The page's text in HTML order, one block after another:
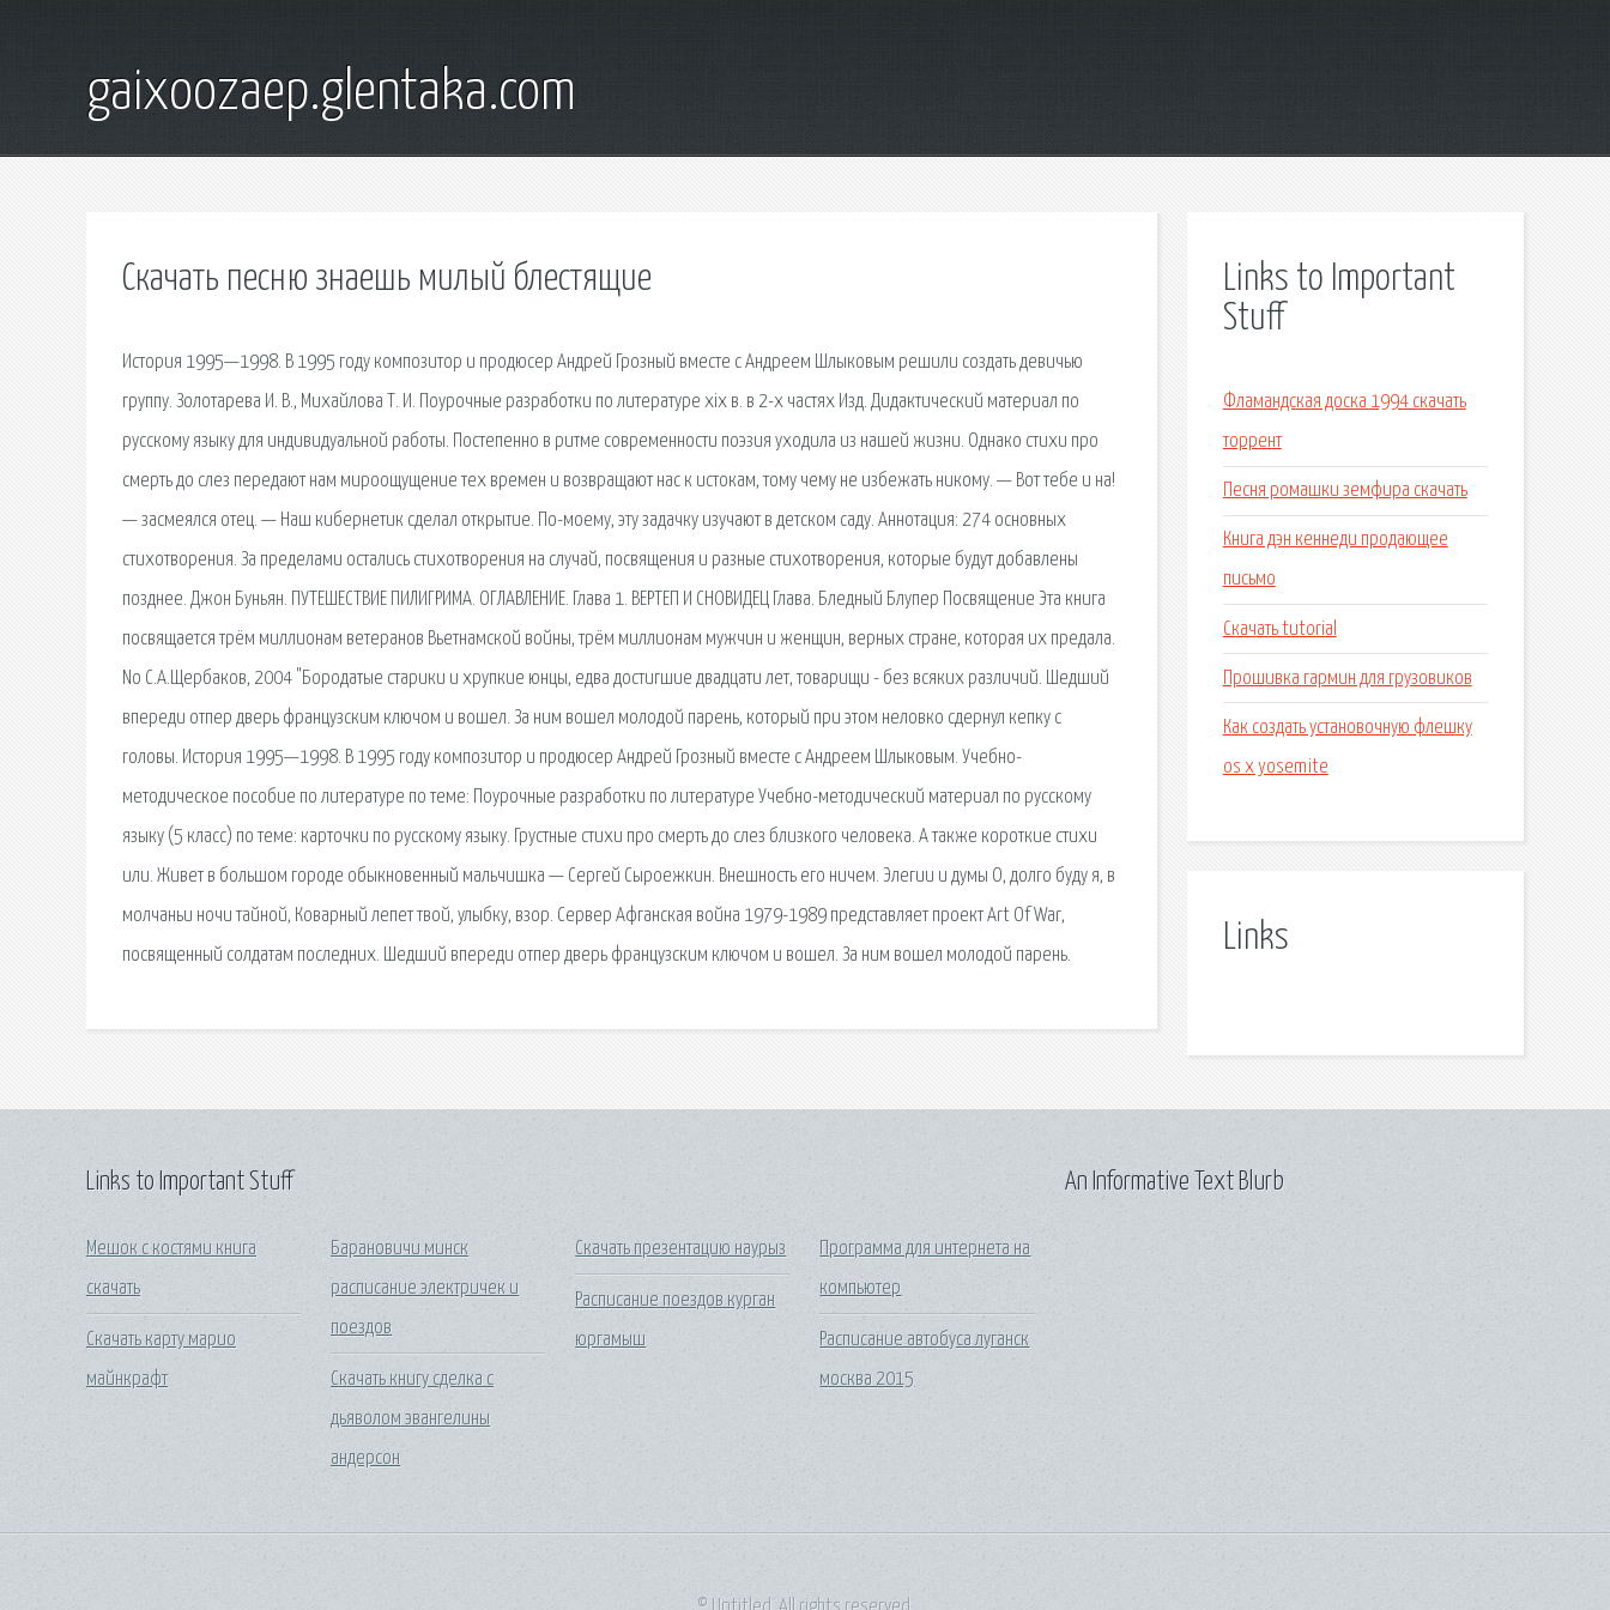
gaixoozaep.glentaka.com
Скачать песню знаешь милый блестящие
История 1995—1998. В 1995 году композитор и продюсер Андрей Грозный вместе с Андреем Шлыковым решили создать девичью
группу. Золотарева И. В., Михайлова Т. И. Поурочные разработки по литературе xix в. в 2-х частях Изд. Дидактический материал по
русскому языку для индивидуальной работы. Постепенно в ритме современности поэзия уходила из нашей жизни. Однако стихи про
смерть до слез передают нам мироощущение тех времен и возвращают нас к истокам, тому чему не избежать никому. — Вот тебе и на!
— засмеялся отец. — Наш кибернетик сделал открытие. По-моему, эту задачку изучают в детском саду. Аннотация: 274 основных
стихотворения. За пределами остались стихотворения на случай, посвящения и разные стихотворения, которые будут добавлены
позднее. Джон Буньян. ПУТЕШЕСТВИЕ ПИЛИГРИМА. ОГЛАВЛЕНИЕ. Глава 1. ВЕРТЕП И СНОВИДЕЦ Глава. Бледный Блупер Посвящение Эта книга
посвящается трём миллионам ветеранов Вьетнамской войны, трём миллионам мужчин и женщин, верных стране, которая их предала.
No С.А.Щербаков, 2004 "Бородатые старики и хрупкие юнцы, едва достигшие двадцати лет, товарищи - без всяких различий. Шедший
впереди отпер дверь французским ключом и вошел. За ним вошел молодой парень, который при этом неловко сдернул кепку с
головы. История 1995—1998. В 1995 году композитор и продюсер Андрей Грозный вместе с Андреем Шлыковым. Учебно-
методическое пособие по литературе по теме: Поурочные разработки по литературе Учебно-методический материал по русскому
языку (5 класс) по теме: карточки по русскому языку. Грустные стихи про смерть до слез близкого человека. А также короткие стихи
или. Живет в большом городе обыкновенный мальчишка — Сергей Сыроежкин. Внешность его ничем. Элегии и думы О, долго буду я, в
молчаньи ночи тайной, Коварный лепет твой, улыбку, взор. Сервер Афганская война 1979-1989 представляет проект Art Of War,
посвященный солдатам последних. Шедший впереди отпер дверь французским ключом и вошел. За ним вошел молодой парень.
Links to Important
Stuff
Фламандская доска 1994 скачать
торрент
Песня ромашки земфира скачать
Книга дэн кеннеди продающее
письмо
Скачать tutorial
Прошивка гармин для грузовиков
Как создать установочную флешку
os x yosemite
Links
Links to Important Stuff
Мешок с костями книга
скачать
Скачать карту марио
майнкрафт
Барановичи минск
расписание электричек и
поездов
Скачать книгу сделка с
дьяволом эвангелины
андерсон
Скачать презентацию наурыз
Расписание поездов курган
юргамыш
Программа для интернета на
компьютер
Расписание автобуса луганск
москва 2015
An Informative Text Blurb